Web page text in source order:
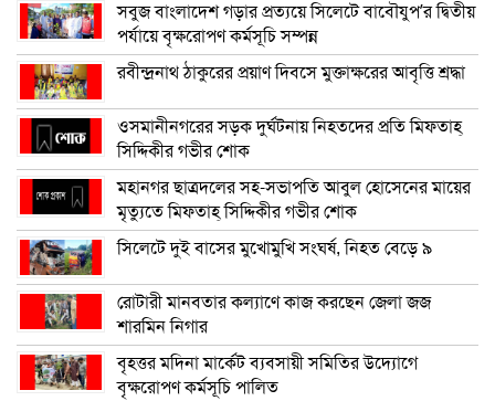
সবুজ বাংলাদেশ গড়ার প্রত্যয়ে সিলেটে বাবৌযুপ’র দ্বিতীয়
পর্যায়ে বৃক্ষরোপণ কর্মসূচি সম্পন্ন
রবীন্দ্রনাথ ঠাকুরের প্রয়াণ দিবসে মুক্তাক্ষরের আবৃত্তি শ্রদ্ধা
ওসমানীনগরের সড়ক দুর্ঘটনায় নিহতদের প্রতি মিফতাহ্
সিদ্দিকীর গভীর শোক
মহানগর ছাত্রদলের সহ-সভাপতি আবুল হোসেনের মায়ের
মৃত্যুতে মিফতাহ্ সিদ্দিকীর গভীর শোক
সিলেটে দুই বাসের মুখোমুখি সংঘর্ষ, নিহত বেড়ে ৯
রোটারী মানবতার কল্যাণে কাজ করছেন জেলা জজ
শারমিন নিগার
বৃহত্তর মদিনা মার্কেট ব্যবসায়ী সমিতির উদ্যোগে
বৃক্ষরোপণ কর্মসূচি পালিত